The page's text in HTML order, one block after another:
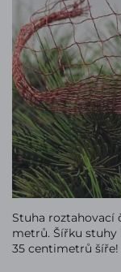
Stuha roztahovací
metrů. Šířku stuhy
35 centimetrů šíře!